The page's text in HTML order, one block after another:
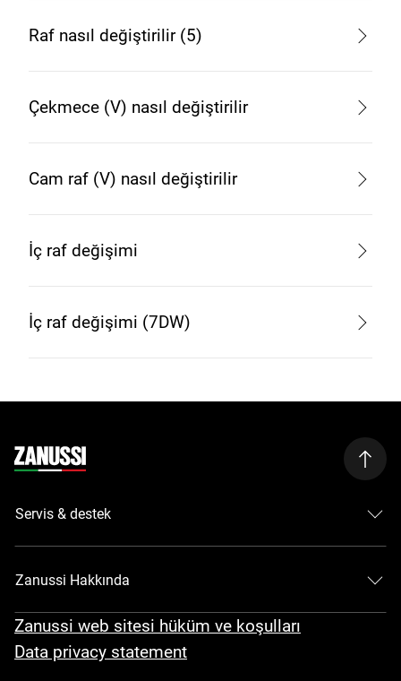
Raf nasıl değiştirilir (5)
Çekmece (V) nasıl değiştirilir
Cam raf (V) nasıl değiştirilir
İç raf değişimi
İç raf değişimi (7DW)
Servis & destek
Zanussi Hakkında
Zanussi web sitesi hüküm ve koşulları
Data privacy statement